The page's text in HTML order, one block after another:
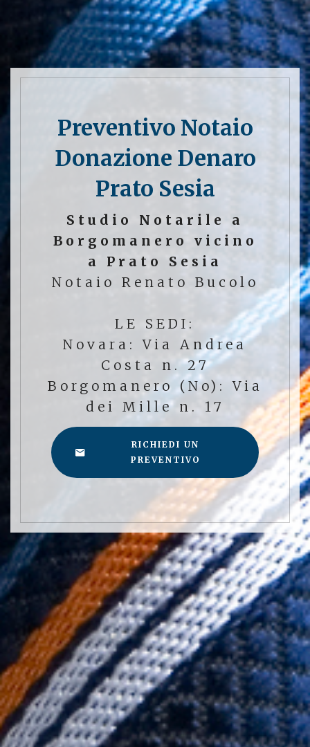
Preventivo Notaio
Donazione Denaro
Prato Sesia
Studio Notarile a
Borgomanero vicino
a Prato Sesia
Notaio Renato Bucolo
LE SEDI:
Novara: Via Andrea
Costa n. 27
Borgomanero (No): Via
dei Mille n. 17
RICHIEDI UN
PREVENTIVO